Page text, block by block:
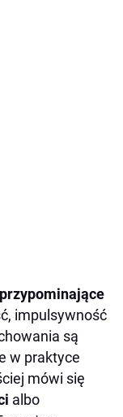
impulsywność
są
w praktyce
mówi się
albo